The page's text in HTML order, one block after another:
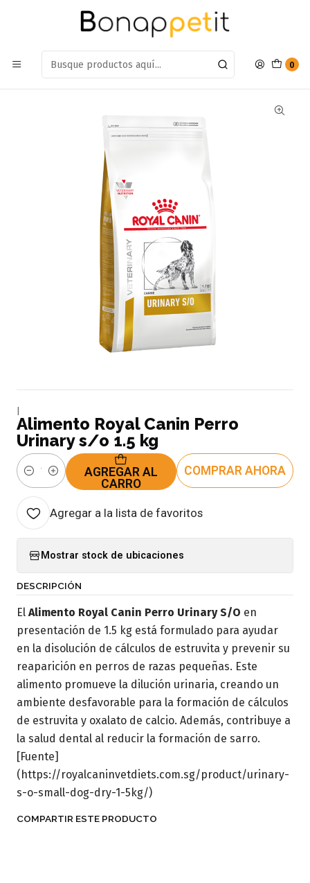
0
Estamos en: Antumalal 612, Quilicura Míranos en Maps
Alimento Royal Canin Perro Urinary s/o 1.5 kg
Alimento Royal Canin Perro
Urinary s/o 1.5 kg
Cantidad
AGREGAR AL
CARRO
COMPRAR AHORA
Agregar a la lista de favoritos
Mostrar stock de ubicaciones
DESCRIPCIÓN
El Alimento Royal Canin Perro Urinary S/O en
presentación de 1.5 kg está formulado para ayudar
en la disolución de cálculos de estruvita y prevenir su
reaparición en perros de razas pequeñas. Este
alimento promueve la dilución urinaria, creando un
ambiente desfavorable para la formación de cálculos
de estruvita y oxalato de calcio. Además, contribuye a
la salud dental al reducir la formación de sarro.
[Fuente]
(https://royalcaninvetdiets.com.sg/product/urinary-
s-o-small-dog-dry-1-5kg/)
COMPARTIR ESTE PRODUCTO